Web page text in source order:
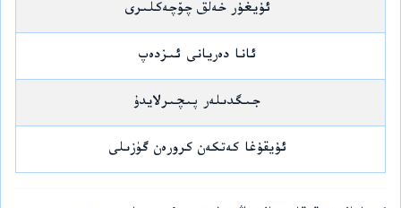
ئۇيغۇر خەلق چۆچەكلىرى
ئانا دەريانى ئىزدەپ
جىگدىلەر پىچىرلايدۇ
ئۇيقۇغا كەتكەن كرورەن گۈزىلى